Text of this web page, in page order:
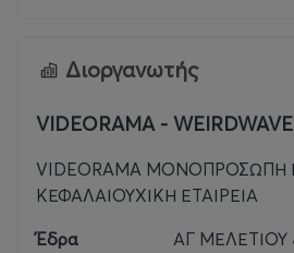
Διοργανωτής
VIDEORAMA - WEIRDWAVE
VIDEORAMA ΜΟΝΟΠΡΟΣΩΠΗ
ΚΕΦΑΛΑΙΟΥΧΙΚΗ ΕΤΑΙΡΕΙΑ
Έδρα
ΑΓ ΜΕΛΕΤΙΟΥ